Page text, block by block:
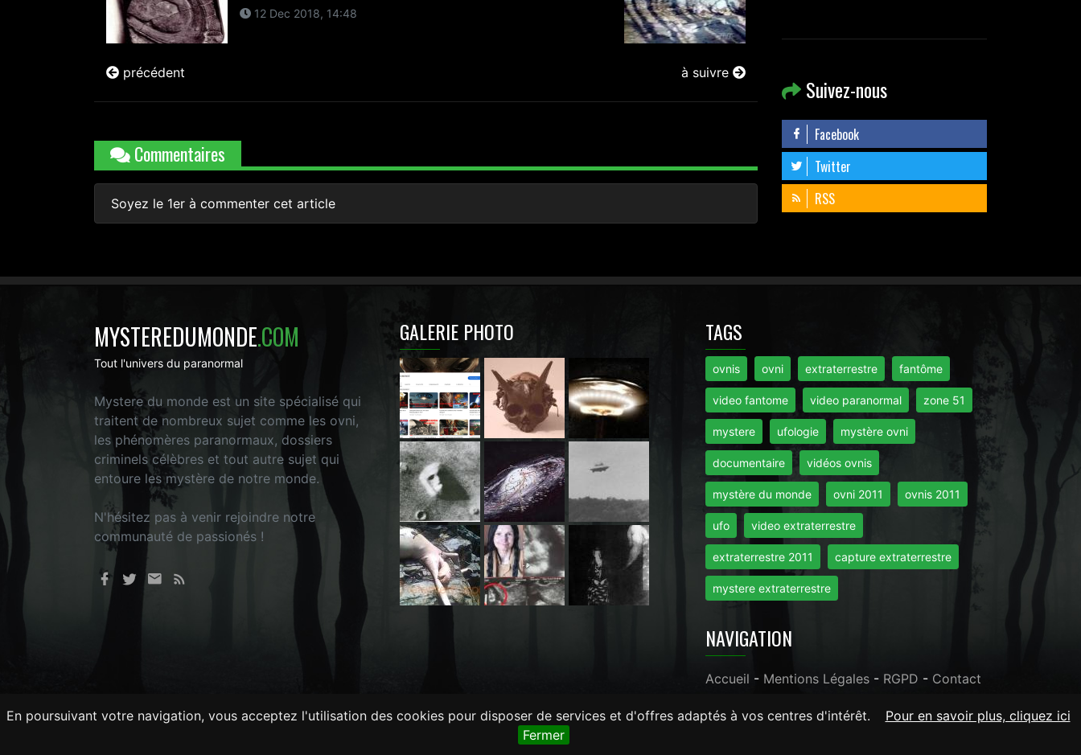
En poursuivant votre navigation, vous acceptez l'utilisation des cookies pour disposer de services et d'offres adaptés à vos centres d'intérêt.
Pour en savoir plus, cliquez ici
Fermer
12 Dec 2018, 14:48
précédent à suivre
Commentaires
Soyez le 1er à commenter cet article
Suivez-nous
Facebook
Twitter
RSS
MYSTEREDUMONDE.COM
Tout l'univers du paranormal
Mystere du monde est un site spécialisé qui
traitent de nombreux sujet comme les ovni,
les phénomères paranormaux, dossiers
criminels célèbres et tout autre sujet qui
entoure les mystère de notre monde.
N'hésitez pas à venir rejoindre notre
communauté de passionés !
GALERIE PHOTO TAGS
ovnis ovni extraterrestre fantôme
video fantome video paranormal zone 51
mystere ufologie mystère ovni
documentaire vidéos ovnis
mystère du monde ovni 2011 ovnis 2011
ufo video extraterrestre
extraterrestre 2011 capture extraterrestre
mystere extraterrestre
NAVIGATION
Accueil - Mentions Légales - RGPD - Contact
LaRevueGeek.com